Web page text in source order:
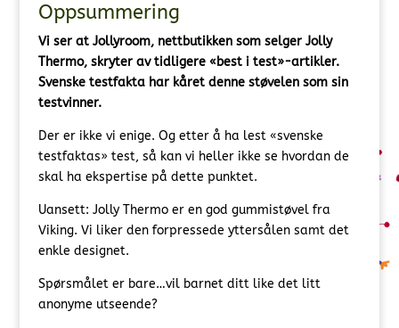
Oppsummering
Vi ser at Jollyroom, nettbutikken som selger Jolly
Thermo, skryter av tidligere «best i test»-artikler.
Svenske testfakta har kåret denne støvelen som sin
testvinner.
Der er ikke vi enige. Og etter å ha lest «svenske
testfaktas» test, så kan vi heller ikke se hvordan de
skal ha ekspertise på dette punktet.
Uansett: Jolly Thermo er en god gummistøvel fra
Viking. Vi liker den forpressede yttersålen samt det
enkle designet.
Spørsmålet er bare…vil barnet ditt like det litt
anonyme utseende?